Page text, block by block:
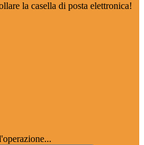
la casella di posta elettronica!